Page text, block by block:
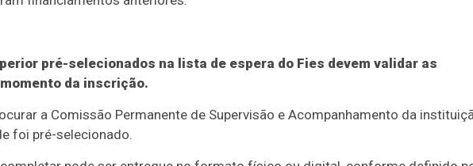
pré-selecionados na lista de espera do Fies devem validar as
da inscrição.
a Comissão Permanente de Supervisão e Acompanhamento da
foi pré-selecionado.